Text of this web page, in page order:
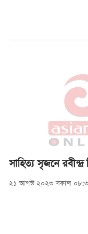
সাহিত্য সৃজনে রবীন্দ্র
২১ আগস্ট ২০২৩ সকাল